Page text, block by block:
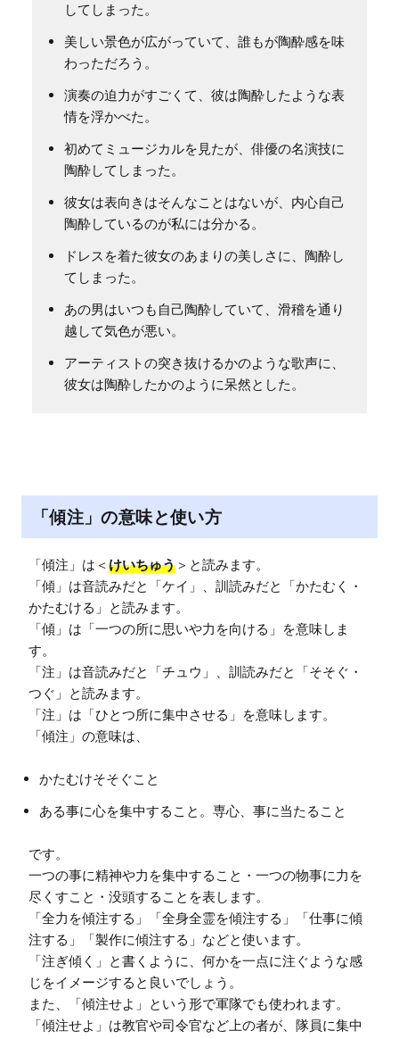
してしまった。
美しい景色が広がっていて、誰もが陶酔感を味
わっただろう。
演奏の迫力がすごくて、彼は陶酔したような表
情を浮かべた。
初めてミュージカルを見たが、俳優の名演技に
陶酔してしまった。
彼女は表向きはそんなことはないが、内心自己
陶酔しているのが私には分かる。
ドレスを着た彼女のあまりの美しさに、陶酔し
てしまった。
あの男はいつも自己陶酔していて、滑稽を通り
越して気色が悪い。
アーティストの突き抜けるかのような歌声に、
彼女は陶酔したかのように呆然とした。
「傾注」の意味と使い方
「傾注」は＜けいちゅう＞と読みます。
「傾」は音読みだと「ケイ」、訓読みだと「かたむく・
かたむける」と読みます。
「傾」は「一つの所に思いや力を向ける」を意味しま
す。
「注」は音読みだと「チュウ」、訓読みだと「そそぐ・
つぐ」と読みます。
「注」は「ひとつ所に集中させる」を意味します。
かたむけそそぐこと
ある事に心を集中すること。専心、事に当たること
です。
一つの事に精神や力を集中すること・一つの物事に力を
尽くすこと・没頭することを表します。
「全力を傾注する」「全身全霊を傾注する」「仕事に傾
注する」「製作に傾注する」などと使います。
「注ぎ傾く」と書くように、何かを一点に注ぐような感
じをイメージすると良いでしょう。
また、「傾注せよ」という形で軍隊でも使われます。
「傾注せよ」は教官や司令官など上の者が、隊員に集中